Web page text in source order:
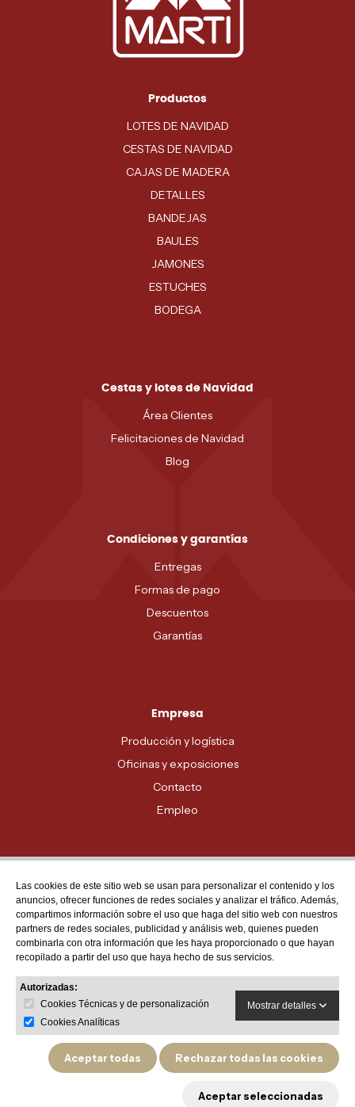
Productos
LOTES DE NAVIDAD
CESTAS DE NAVIDAD
CAJAS DE MADERA
DETALLES
BANDEJAS
BAULES
JAMONES
ESTUCHES
BODEGA
Cestas y lotes de Navidad
Área Clientes
Felicitaciones de Navidad
Blog
Condiciones y garantías
Entregas
Formas de pago
Descuentos
Garantías
Empresa
Producción y logística
Oficinas y exposiciones
Contacto
Empleo
Atención al cliente
MADRID - 91 678 70 70
BARCELONA - 93 635 28 28
VALENCIA - 96 159 71 61
Las cookies de este sitio web se usan para personalizar el contenido y los
anuncios, ofrecer funciones de redes sociales y analizar el tráfico. Además,
compartimos información sobre el uso que haga del sitio web con nuestros
partners de redes sociales, publicidad y análisis web, quienes pueden
combinarla con otra información que les haya proporcionado o que hayan
recopilado a partir del uso que haya hecho de sus servicios.
Autorizadas:
Cookies Técnicas y de personalización
Cookies Analíticas
Mostrar detalles
Aceptar todas Rechazar todas las cookies
Aceptar seleccionadas